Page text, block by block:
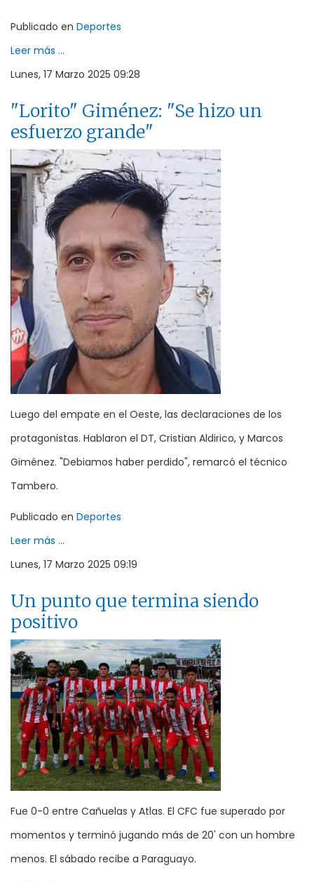
Publicado en Deportes
Leer más ...
Lunes, 17 Marzo 2025 09:28
"Lorito" Giménez: "Se hizo un
esfuerzo grande"
Luego del empate en el Oeste, las declaraciones de los
protagonistas. Hablaron el DT, Cristian Aldirico, y Marcos
Giménez. "Debiamos haber perdido", remarcó el técnico
Tambero.
Publicado en Deportes
Leer más ...
Lunes, 17 Marzo 2025 09:19
Un punto que termina siendo
positivo
Fue 0-0 entre Cañuelas y Atlas. El CFC fue superado por
momentos y terminó jugando más de 20' con un hombre
menos. El sábado recibe a Paraguayo.